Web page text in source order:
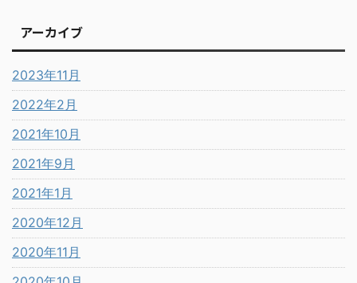
アーカイブ
2023年11月
2022年2月
2021年10月
2021年9月
2021年1月
2020年12月
2020年11月